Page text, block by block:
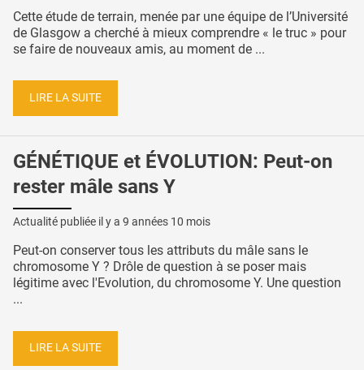
Cette étude de terrain, menée par une équipe de l’Université
de Glasgow a cherché à mieux comprendre « le truc » pour
se faire de nouveaux amis, au moment de ...
LIRE LA SUITE
GÉNÉTIQUE et ÉVOLUTION: Peut-on
rester mâle sans Y
Actualité publiée il y a 9 années 10 mois
Peut-on conserver tous les attributs du mâle sans le
chromosome Y ? Drôle de question à se poser mais
légitime avec l'Evolution, du chromosome Y. Une question
...
LIRE LA SUITE